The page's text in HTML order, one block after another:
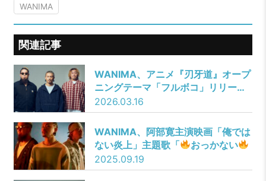
WANIMA
関連記事
WANIMA、アニメ『刃牙道』オープ
ニングテーマ「フルボコ」リリース
記念「最強」を目指すYouTube番組
公開！
2026.03.16
WANIMA、阿部寛主演映画「俺では
ない炎上」主題歌「
おっかない
」を9月24日にリリース決定！
2025.09.19